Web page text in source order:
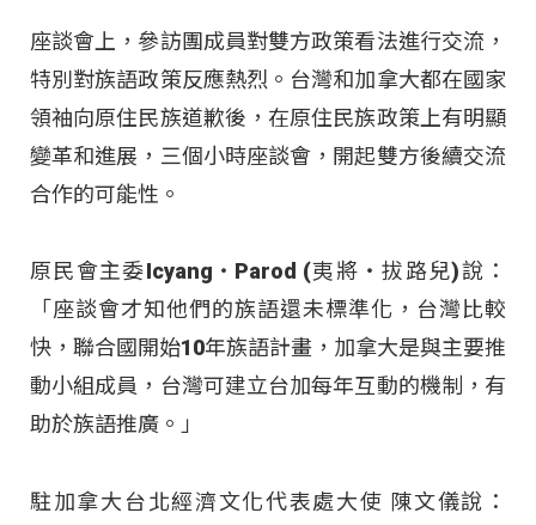
座談會上，參訪團成員對雙方政策看法進行交流，
特別對族語政策反應熱烈。台灣和加拿大都在國家
領袖向原住民族道歉後，在原住民族政策上有明顯
變革和進展，三個小時座談會，開起雙方後續交流
合作的可能性。
原民會主委Icyang‧Parod (夷將‧拔路兒)說：
「座談會才知他們的族語還未標準化，台灣比較
快，聯合國開始10年族語計畫，加拿大是與主要推
動小組成員，台灣可建立台加每年互動的機制，有
助於族語推廣。」
駐加拿大台北經濟文化代表處大使 陳文儀說：